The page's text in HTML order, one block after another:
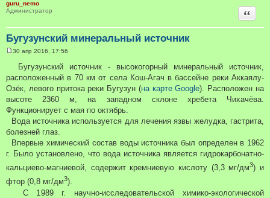
guru_nemo
Администратор
Бугузунский минеральный источник
Цитата
б
щ
е
н
е
30 апр 2016, 17:56
Бугузунский источник - высокогорный минеральный источник,
расположенный в 70 км от села Кош-Агач в бассейне реки Аккаялу-
Озёк, левого притока реки Бугузун (на карте Google). Расположен на
высоте 2360 м, на западном склоне хребета Чихачёва.
Функционирует с мая по октябрь.
Вода источника используется для лечения язвы желудка, гастрита,
болезней глаз.
Впервые химический состав воды источника был определен в 1962
г. Было установлено, что вода источника является гидрокарбонатно-
кальциево-магниевой, содержит кремниевую кислоту (3,3 мг/дм3) и
фтор (0,8 мг/дм3).
С 1989 г. научно-исследовательской химико-экологической